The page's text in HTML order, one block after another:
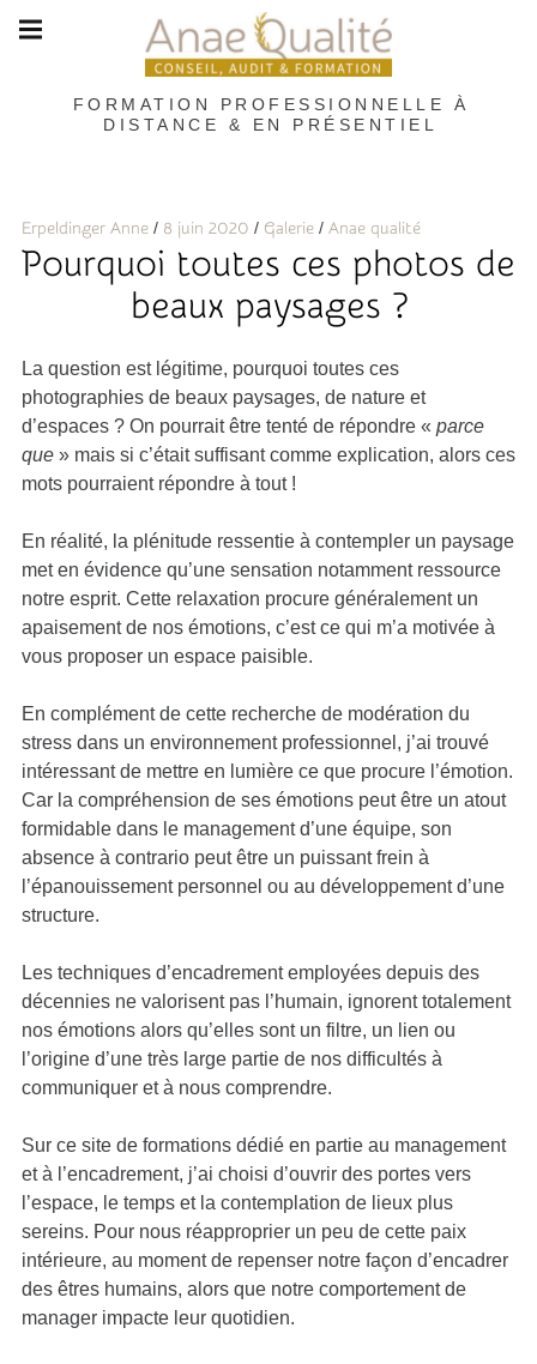
FORMATION PROFESSIONNELLE À
DISTANCE & EN PRÉSENTIEL
navigation
Erpeldinger Anne 8 juin 2020 Galerie Anae qualité
Pourquoi toutes ces photos de
beaux paysages ?
La question est légitime, pourquoi toutes ces
photographies de beaux paysages, de nature et
d’espaces ? On pourrait être tenté de répondre « parce
que » mais si c’était suffisant comme explication, alors ces
mots pourraient répondre à tout !
En réalité, la plénitude ressentie à contempler un paysage
met en évidence qu’une sensation notamment ressource
notre esprit. Cette relaxation procure généralement un
apaisement de nos émotions, c’est ce qui m’a motivée à
vous proposer un espace paisible.
En complément de cette recherche de modération du
stress dans un environnement professionnel, j’ai trouvé
intéressant de mettre en lumière ce que procure l’émotion.
Car la compréhension de ses émotions peut être un atout
formidable dans le managementd’une équipe, son
absence à contrario peut être un puissant frein à
l’épanouissement personnel ou au développement d’une
structure.
Les techniques d’encadrement employées depuis des
décennies ne valorisent pas l’humain, ignorent totalement
nos émotions alors qu’elles sont un filtre, un lien ou
l’origine d’une très large partie de nos difficultés à
communiquer et à nous comprendre.
Sur ce site de formations dédié en partie au management
et à l’encadrement, j’ai choisi d’ouvrir des portes vers
l’espace, le temps et la contemplation de lieux plus
sereins. Pour nous réapproprier un peu de cette paix
intérieure, au moment de repenser notre façon d’encadrer
des êtres humains, alors que notre comportement de
manager impacte leur quotidien.